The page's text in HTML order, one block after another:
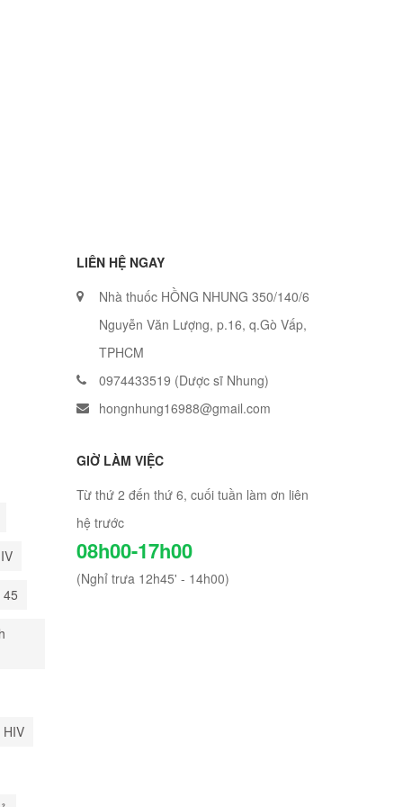
LIÊN HỆ NGAY
Nhà thuốc HỒNG NHUNG 350/140/6
Nguyễn Văn Lượng, p.16, q.Gò Vấp,
TPHCM
0974433519 (Dược sĩ Nhung)
hongnhung16988@gmail.com
GIỜ LÀM VIỆC
Từ thứ 2 đến thứ 6, cuối tuần làm ơn liên
hệ trước
08h00-17h00
(Nghỉ trưa 12h45' - 14h00)